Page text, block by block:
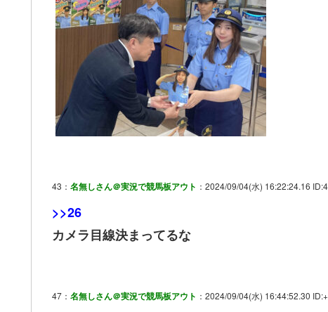
43： 名無しさん＠実況で競馬板アウト ：2024/09/04(水) 16:22:24.16
>>26
カメラ目線決まってるな
47： 名無しさん＠実況で競馬板アウト ：2024/09/04(水) 16:44:52.30